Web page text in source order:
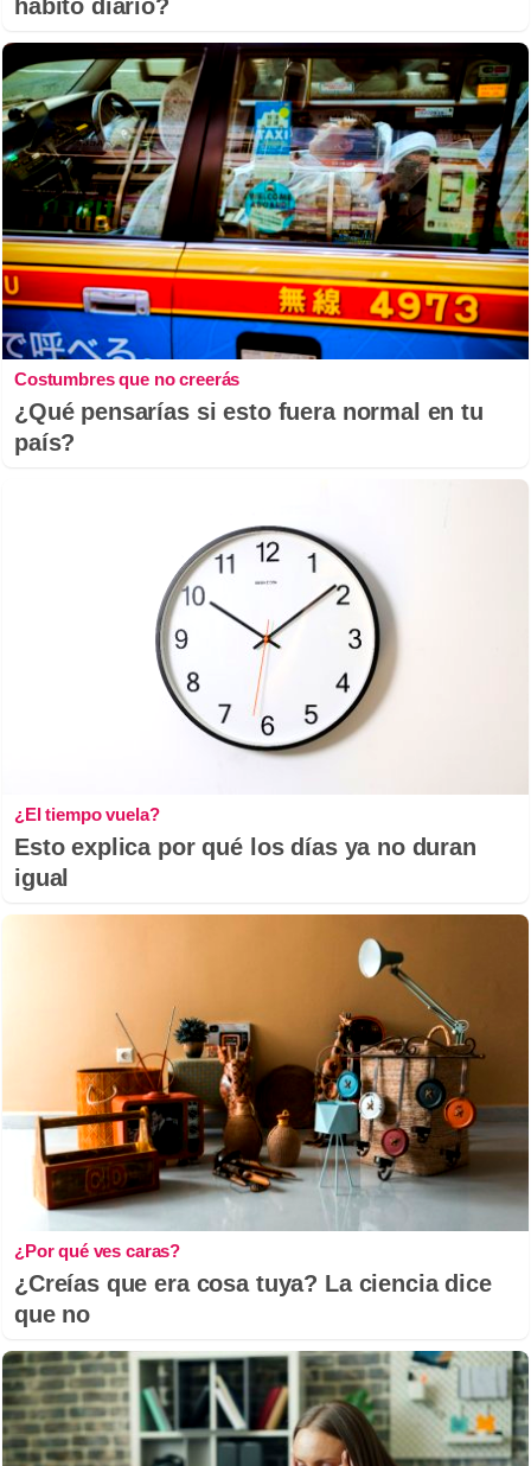
hábito diario?
Costumbres que no creerás
¿Qué pensarías si esto fuera normal en tu
país?
¿El tiempo vuela?
Esto explica por qué los días ya no duran
igual
¿Por qué ves caras?
¿Creías que era cosa tuya? La ciencia dice
que no